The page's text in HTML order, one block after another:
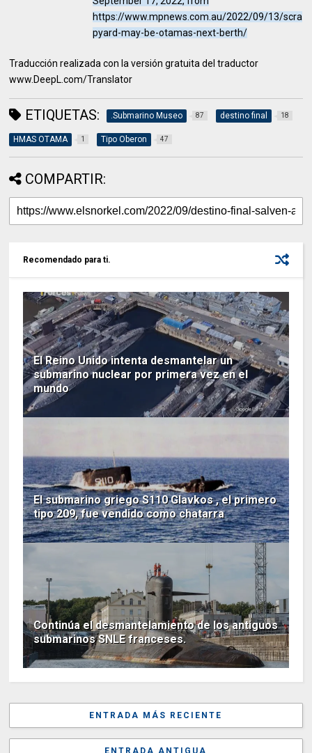
https://www.mpnews.com.au/2022/09/13/scra
pyard-may-be-otamas-next-berth/
Traducción realizada con la versión gratuita del traductor
www.DeepL.com/Translator
ETIQUETAS: .Submarino Museo 87 destino final 18
HMAS OTAMA 1 Tipo Oberon 47
COMPARTIR:
Recomendado para ti.
El Reino Unido intenta desmantelar un
submarino nuclear por primera vez en el
mundo
El submarino griego S110 Glavkos , el primero
tipo 209, fue vendido como chatarra
Continúa el desmantelamiento de los antiguos
submarinos SNLE franceses.
ENTRADA MÁS RECIENTE
ENTRADA ANTIGUA